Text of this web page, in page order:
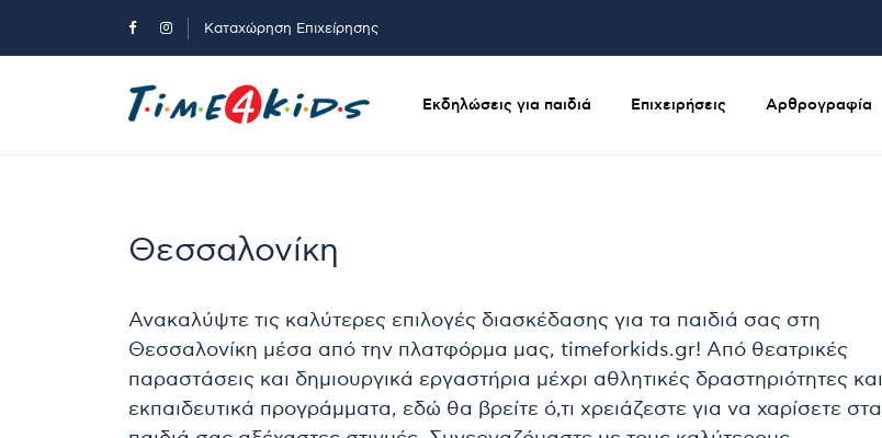
Καταχώρηση Επιχείρησης
Εκδηλώσεις για παιδιά Επιχειρήσεις Αρθρογραφία
Θεσσαλονίκη
Ανακαλύψτε τις καλύτερες επιλογές διασκέδασης για τα παιδιά σας στη
Θεσσαλονίκη μέσα από την πλατφόρμα μας, timeforkids.gr! Από θεατρικές
παραστάσεις και δημιουργικά εργαστήρια μέχρι αθλητικές δραστηριότητες και
εκπαιδευτικά προγράμματα, εδώ θα βρείτε ό,τι χρειάζεστε για να χαρίσετε στα